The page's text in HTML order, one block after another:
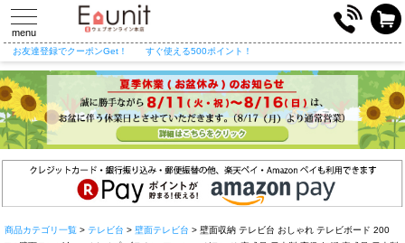
toggle
navigation
menu
お友達登録でクーポンGet！ すぐ使える500ポイント！
商品カテゴリ一覧 > テレビ台 > 壁面テレビ台 > 壁面収納 テレビ台 おしゃれ テレビボード 200